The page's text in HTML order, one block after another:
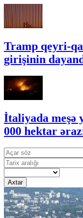
Tramp qeyri-
girişinin
İtaliyada meşə
000 hektar
Axtar